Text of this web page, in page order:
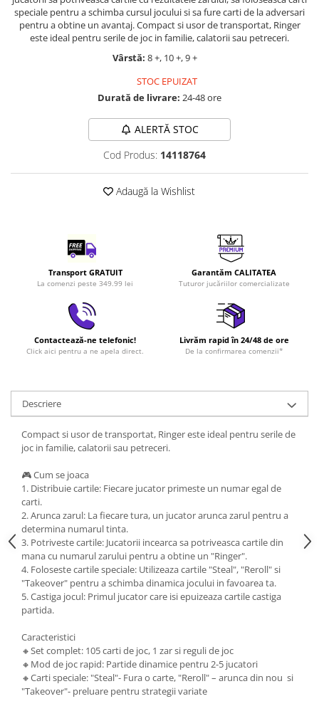
LEGO Art
LEGO Creator Expert
LEGO Speed Champions
speciale pentru a schimba cursul jocului si sa fure carti de la adversari
pentru a obtine un avantaj. Compact si usor de transportat, Ringer
este ideal pentru serile de joc in familie, calatorii sau petreceri.
Vârstă: 8 +, 10 +, 9 +
STOC EPUIZAT
Durată de livrare: 24-48 ore
ALERTĂ STOC
Cod Produs: 14118764
Adaugă la Wishlist
Transport GRATUIT
La comenzi peste 349.99 lei
Garantăm CALITATEA
Tuturor jucăriilor comercializate
Contactează-ne telefonic!
Click aici pentru a ne apela direct.
Livrăm rapid în 24/48 de ore
De la confirmarea comenzii*
Descriere
Compact si usor de transportat, Ringer este ideal pentru serile de
joc in familie, calatorii sau petreceri.
🎮 Cum se joaca
1. Distribuie cartile: Fiecare jucator primeste un numar egal de
carti.
2. Arunca zarul: La fiecare tura, un jucator arunca zarul pentru a
determina numarul tinta.
3. Potriveste cartile: Jucatorii incearca sa potriveasca cartile din
mana cu numarul zarului pentru a obtine un "Ringer".
4. Foloseste cartile speciale: Utilizeaza cartile "Steal", "Reroll" si
"Takeover" pentru a schimba dinamica jocului in favoarea ta.
5. Castiga jocul: Primul jucator care isi epuizeaza cartile castiga
partida.
Caracteristici
🔸Set complet: 105 carti de joc, 1 zar si reguli de joc
🔸Mod de joc rapid: Partide dinamice pentru 2-5 jucatori
🔸Carti speciale: "Steal"- Fura o carte, "Reroll" – arunca din nou si
"Takeover"- preluare pentru strategii variate